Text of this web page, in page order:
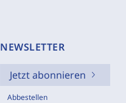
NEWSLETTER
Jetzt abonnieren
Abbestellen